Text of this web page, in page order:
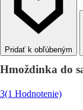
Hmoždinka do
3(1 Hodnotenie)